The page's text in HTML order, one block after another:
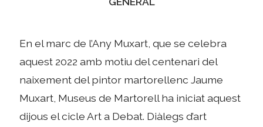
En el marc de l’Any Muxart, que se celebra
aquest 2022 amb motiu del centenari del
naixement del pintor martorellenc Jaume
Muxart, Museus de Martorell ha iniciat aquest
dijous el cicle Art a Debat. Diàlegs d’art